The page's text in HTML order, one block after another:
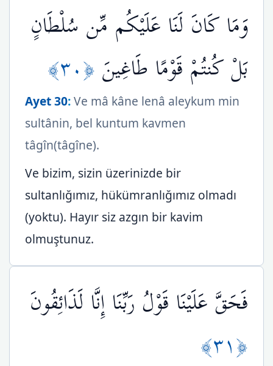
وَمَا كَانَ لَنَا عَلَيْكُم مِّن سُلْطَانٍ
بَلْ كُنتُمْ قَوْمًا طَاغِينَ ﴿٣٠﴾
Ayet 30:Ve mâ kâne lenâ aleykum min
sultânin, bel kuntum kavmen
tâgîn(tâgîne).
Ve bizim, sizin üzerinizde bir
sultanlığımız, hükümranlığımız olmadı
(yoktu). Hayır siz azgın bir kavim
olmuştunuz.
فَحَقَّ عَلَيْنَا قَوْلُ رَبِّنَا إِنَّا لَذَائِقُونَ
﴿٣١﴾